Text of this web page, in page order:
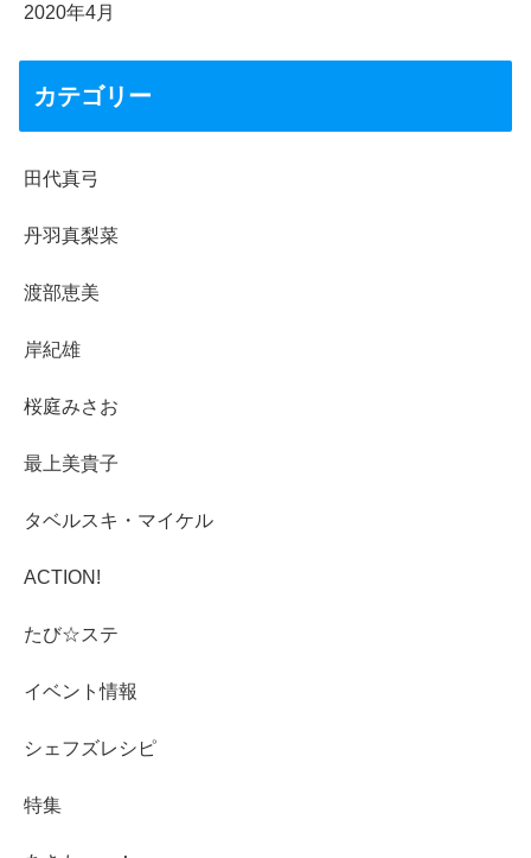
2020年4月
カテゴリー
田代真弓
丹羽真梨菜
渡部恵美
岸紀雄
桜庭みさお
最上美貴子
タベルスキ・マイケル
ACTION!
たび☆ステ
イベント情報
シェフズレシピ
特集